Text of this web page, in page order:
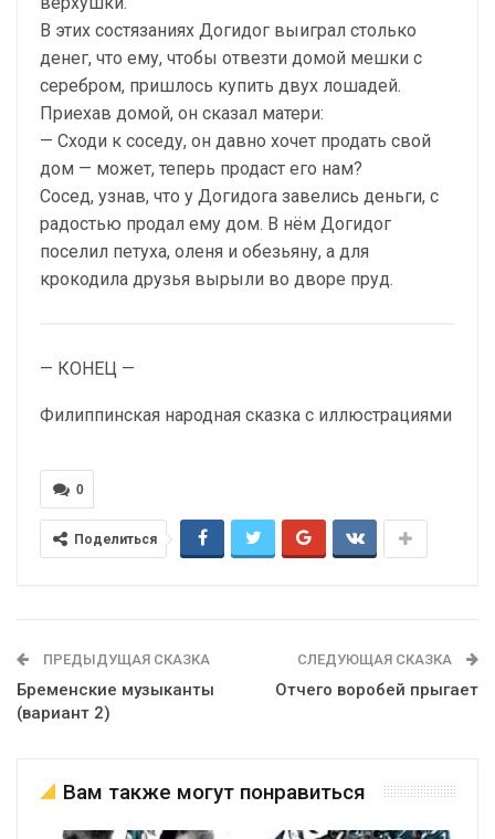
В этих состязаниях Догидог выиграл столько
денег, что ему, чтобы отвезти домой мешки с
серебром, пришлось купить двух лошадей.
Приехав домой, он сказал матери:
— Сходи к соседу, он давно хочет продать свой
дом — может, теперь продаст его нам?
Сосед, узнав, что у Догидога завелись деньги, с
радостью продал ему дом. В нём Догидог
поселил петуха, оленя и обезьяну, а для
крокодила друзья вырыли во дворе пруд.
— КОНЕЦ —
Филиппинская народная сказка с иллюстрациями
0
Поделиться
ПРЕДЫДУЩАЯ СКАЗКА
Бременские музыканты
(вариант 2)
СЛЕДУЮЩАЯ СКАЗКА
Отчего воробей прыгает
Вам также могут понравиться